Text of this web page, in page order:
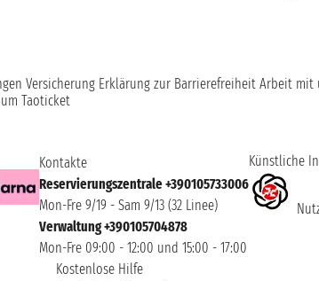
Versicherung Erklärung zur Barrierefreiheit Arbeit mit
Taoticket
Kontakte
Reservierungszentrale +390105733006
Mon-Fre 9/19 - Sam 9/13 (32 Linee)
Verwaltung +390105704878
Mon-Fre 09:00 - 12:00 und 15:00 - 17:00
Kostenlose Hilfe
Künstliche